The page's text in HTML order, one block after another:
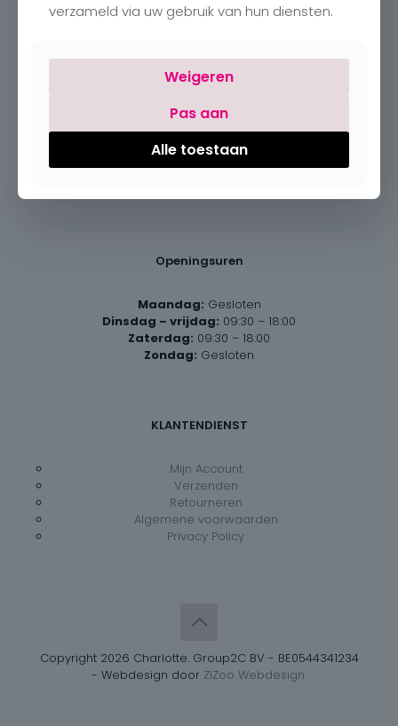
Contact
Romboutstraat 24
B-3740 Bilzen
info@charlottebilzen.be
Openingsuren
Maandag: Gesloten
Dinsdag – vrijdag: 09:30 – 18:00
Zaterdag: 09:30 – 18:00
Zondag: Gesloten
KLANTENDIENST
Mijn Account
Verzenden
Retourneren
Algemene voorwaarden
Privacy Policy
Copyright 2026 Charlotte. Group2C BV - BE0544341234
- Webdesign door ZiZoo Webdesign.
verzameld via uw gebruik van hun diensten.
Weigeren
Pas aan
Alle toestaan